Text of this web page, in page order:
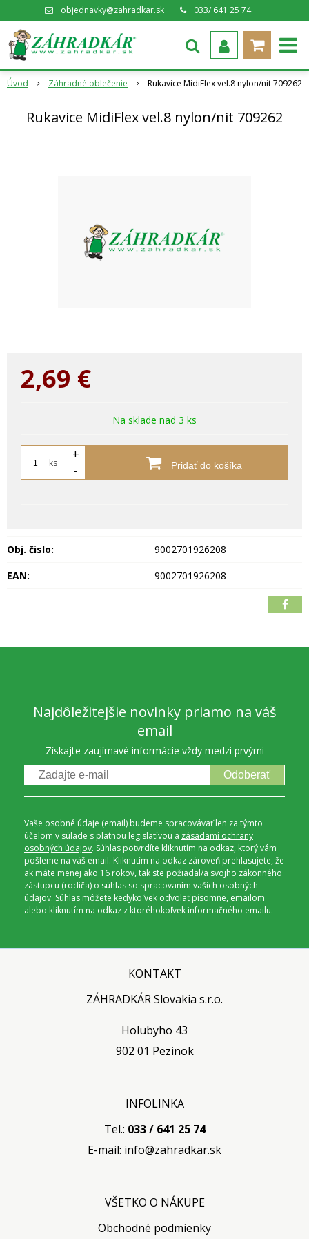
objednavky@zahradkar.sk 033/ 641 25 74
Úvod Záhradné oblečenie Rukavice MidiFlex vel.8 nylon/nit 709262
Rukavice MidiFlex vel.8 nylon/nit 709262
2,69 €
Na sklade nad 3 ks
ks
+
-
Pridať do košíka
Obj. čislo:
9002701926208
EAN:
9002701926208
Najdôležitejšie novinky priamo na váš
email
Získajte zaujímavé informácie vždy medzi prvými
Odoberať
Vaše osobné údaje (email) budeme spracovávať len za týmto
účelom v súlade s platnou legislatívou a zásadami ochrany
osobných údajov. Súhlas potvrdíte kliknutím na odkaz, ktorý vám
pošleme na váš email. Kliknutím na odkaz zároveň prehlasujete, že
ak máte menej ako 16 rokov, tak ste požiadal/a svojho zákonného
zástupcu (rodiča) o súhlas so spracovaním vašich osobných
údajov. Súhlas môžete kedykoľvek odvolať písomne, emailom
alebo kliknutím na odkaz z ktoréhokoľvek informačného emailu.
KONTAKT
ZÁHRADKÁR Slovakia s.r.o.
Holubyho 43
902 01 Pezinok
INFOLINKA
Tel.: 033 / 641 25 74
E-mail: info@zahradkar.sk
VŠETKO O NÁKUPE
Obchodné podmienky